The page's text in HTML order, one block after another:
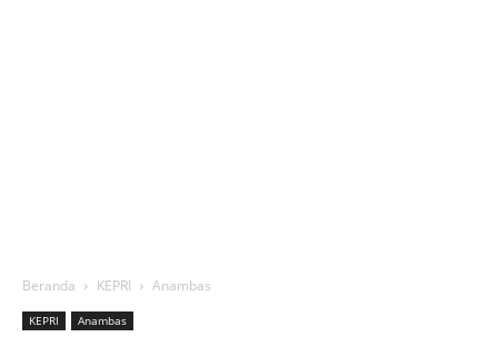
Beranda KEPRI Anambas
KEPRI Anambas